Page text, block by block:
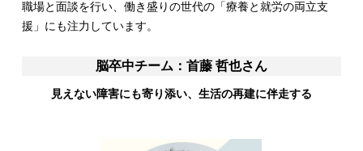
職場と面談を行い、働き盛りの世代の「療養と就労の両立支
援」にも注力しています。
脳卒中チーム：首藤 哲也さん
見えない障害にも寄り添い、生活の再建に伴走する